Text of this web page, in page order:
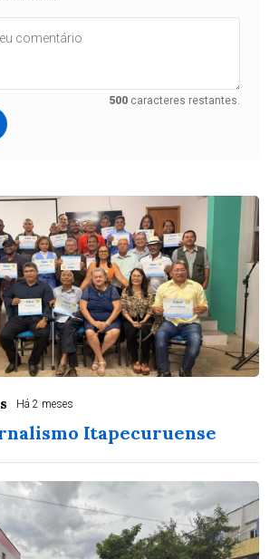
500 caracteres restantes.
Há 2 meses
Itapecuruense